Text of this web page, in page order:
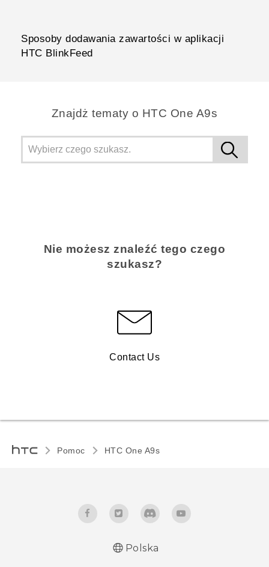
Sposoby dodawania zawartości w aplikacji
HTC BlinkFeed
Znajdż tematy o HTC One A9s
Nie możesz znaleźć tego czego
szukasz?
Contact Us
Pomoc HTC One A9s‎
Polska